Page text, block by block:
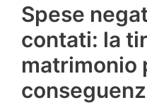
Spese
contati: la
matrimonio